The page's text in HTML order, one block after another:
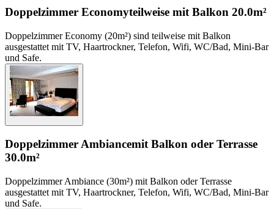
Doppelzimmer Economyteilweise mit Balkon 20.0m²
Doppelzimmer Economy (20m²) sind teilweise mit Balkon
ausgestattet mit TV, Haartrockner, Telefon, Wifi, WC/Bad, Mini-Bar
und Safe.
Doppelzimmer Ambiancemit Balkon oder Terrasse
30.0m²
Doppelzimmer Ambiance (30m²) mit Balkon oder Terrasse
ausgestattet mit TV, Haartrockner, Telefon, Wifi, WC/Bad, Mini-Bar
und Safe.